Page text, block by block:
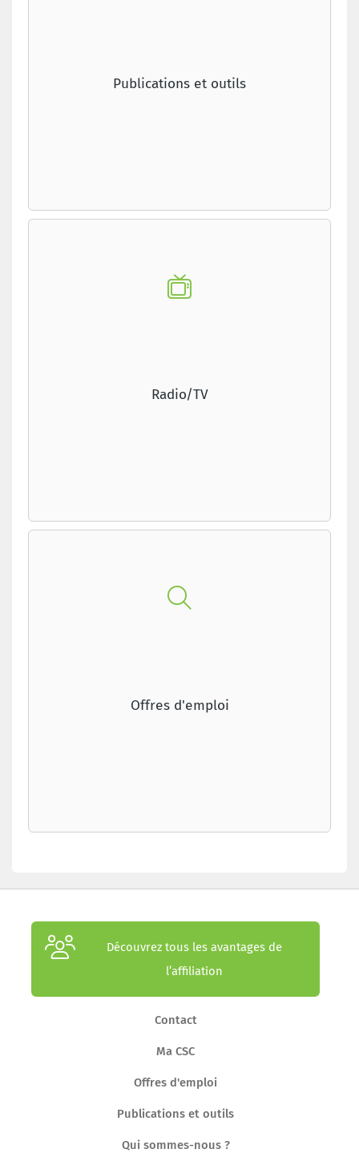
Publications et outils
Radio/TV
Offres d'emploi
Découvrez tous les avantages de
l’affiliation
Contact
Ma CSC
Offres d'emploi
Publications et outils
Qui sommes-nous ?